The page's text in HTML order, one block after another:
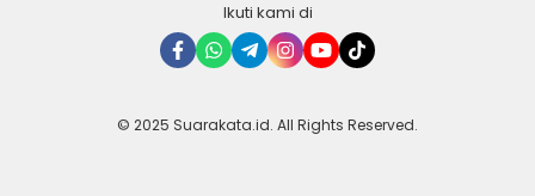
Ikuti kami di
© 2025 Suarakata.id. All Rights Reserved.